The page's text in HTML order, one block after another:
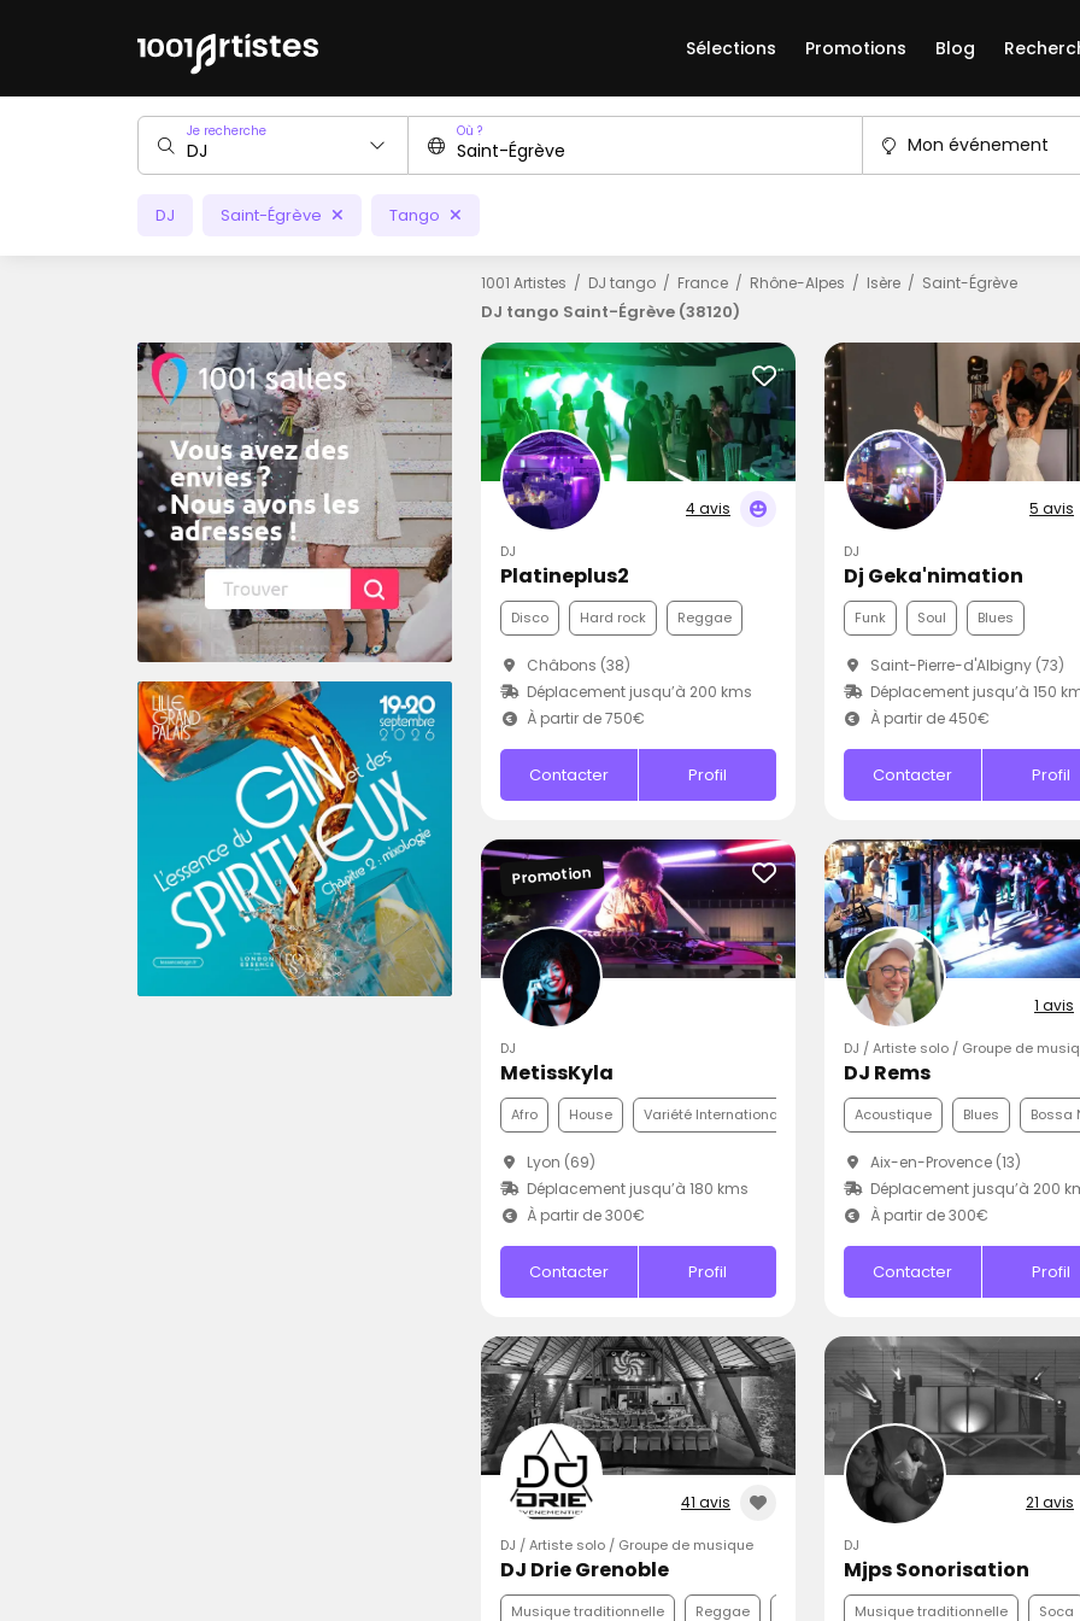
Sélections Promotions Blog
Je recherche Où ?
Mon événement
DJ Saint-Égrève Tango
1001 Artistes DJ tango France Rhône-Alpes Isère Saint-Égrève
DJ tango Saint-Égrève (38120)
4 avis
DJ
Platineplus2
Disco Hard rock Reggae
Châbons (38)
Déplacement jusqu’à 200 kms
À partir de 750€
Contacter Profil
5 avis
DJ
Dj Geka'nimation
Funk Soul Blues
Saint-Pierre-d'Albigny (73)
Déplacement jusqu’à 150
À partir de 450€
Contacter Profil
Promotion
DJ
MetissKyla
Afro House Variété Internationale
Lyon (69)
Déplacement jusqu’à 180 kms
À partir de 300€
Contacter Profil
1 avis
DJ / Artiste solo / Groupe de
DJ Rems
Acoustique Blues Bossa
Aix-en-Provence (13)
Déplacement jusqu’à 200
À partir de 300€
Contacter Profil
41 avis
DJ / Artiste solo / Groupe de musique
DJ Drie Grenoble
Musique traditionnelle Reggae
21 avis
DJ
Mjps Sonorisation
Musique traditionnelle Soca